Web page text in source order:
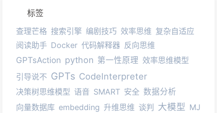
标签
查理芒格 搜索引擎 编剧技巧 效率思维 复杂自适应
阅读助手 Docker 代码解释器 反向思维
GPTsAction python 第一性原理 效率思维模型
引导说不 GPTs CodeInterpreter
决策树思维模型 语音 SMART 安全 数据分析
向量数据库 embedding 升维思维 谈判 大模型 MJ